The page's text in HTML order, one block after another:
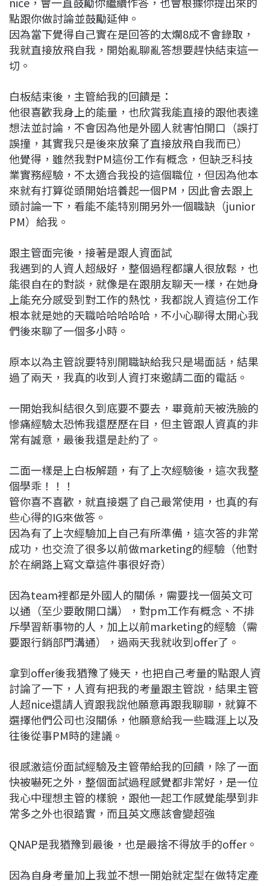
點跟你做討論並鼓勵延伸。
因為當下覺得自己實在是回答的太爛8成不會錄取，
我就直接放飛自我，開始亂聊亂答想要趕快結束這一
切。
白板結束後，主管給我的回饋是：
他很喜歡我身上的能量，也欣賞我能直接的跟他表達
想法並討論，不會因為他是外國人就害怕開口（誤打
誤撞，其實我只是後來放棄了直接放飛自我而已）
他覺得，雖然我對PM這份工作有概念，但缺乏科技
業實務經驗，不太適合我投的這個職位，但因為他本
來就有打算從頭開始培養起一個PM，因此會去跟上
頭討論一下，看能不能特別開另外一個職缺（junior
PM）給我。
跟主管面完後，接著是跟人資面試
我遇到的人資人超級好，整個過程都讓人很放鬆，也
能很自在的對談，就像是在跟朋友聊天一樣，在她身
上能充分感受到對工作的熱忱，我都說人資這份工作
根本就是她的天職哈哈哈哈哈，不小心聊得太開心我
們後來聊了一個多小時。
原本以為主管說要特別開職缺給我只是場面話，結果
過了兩天，我真的收到人資打來邀請二面的電話。
一開始我糾結很久到底要不要去，畢竟前天被洗臉的
慘痛經驗太恐怖我還歷歷在目，但主管跟人資真的非
常有誠意，最後我還是赴約了。
二面一樣是上白板解題，有了上次經驗後，這次我整
個學乖！！！
管你喜不喜歡，就直接選了自己最常使用，也真的有
些心得的IG來做答。
因為有了上次經驗加上自己有所準備，這次答的非常
成功，也交流了很多以前做marketing的經驗（他對
於在網路上寫文章這件事很好奇）
因為team裡都是外國人的關係，需要找一個英文可
以通（至少要敢開口講），對pm工作有概念、不排
斥學習新事物的人，加上以前marketing的經驗（需
要跟行銷部門溝通），過兩天我就收到offer了。
拿到offer後我猶豫了幾天，也把自己考量的點跟人資
討論了一下，人資有把我的考量跟主管說，結果主管
人超nice還請人資跟我說他願意再跟我聊聊，就算不
選擇他們公司也沒關係，他願意給我一些職涯上以及
往後從事PM時的建議。
很感激這份面試經驗及主管帶給我的回饋，除了一面
快被嚇死之外，整個面試過程感覺都非常好，是一位
我心中理想主管的樣貌，跟他一起工作感覺能學到非
常多之外也很踏實，而且英文應該會變超強
QNAP是我猶豫到最後，也是最捨不得放手的offer。
因為自身考量加上我並不想一開始就定型在做特定產